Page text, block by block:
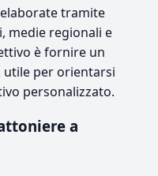
tramite
medie regionali e
è fornire un
utile per orientarsi
personalizzato.
a